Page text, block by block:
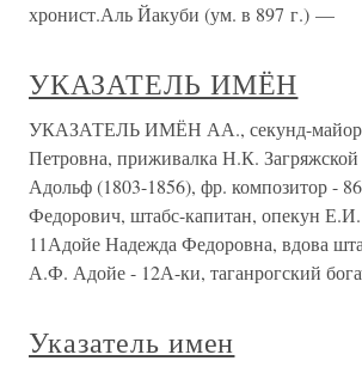
хронист.Аль Йакуби (ум. в 897 г.) —
УКАЗАТЕЛЬ ИМЁН
УКАЗАТЕЛЬ ИМЁН АА., секунд-майор
Петровна, приживалка Н.К.
Адольф (1803-1856), фр. композитор -
Федорович, штабс-капитан, опекун
11Адойе Надежда Федоровна, вдова
А.Ф. Адойе - 12А-ки, таганрогский
Указатель имен